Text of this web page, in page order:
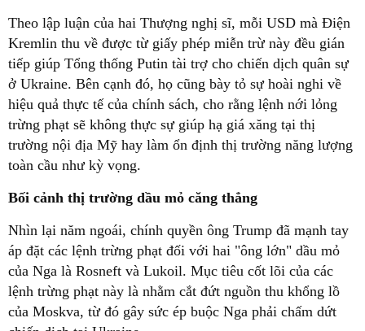
Theo lập luận của hai Thượng nghị sĩ, mỗi USD mà Điện
Kremlin thu về được từ giấy phép miễn trừ này đều gián
tiếp giúp Tổng thống Putin tài trợ cho chiến dịch quân sự
ở Ukraine. Bên cạnh đó, họ cũng bày tỏ sự hoài nghi về
hiệu quả thực tế của chính sách, cho rằng lệnh nới lỏng
trừng phạt sẽ không thực sự giúp hạ giá xăng tại thị
trường nội địa Mỹ hay làm ổn định thị trường năng lượng
toàn cầu như kỳ vọng.
Bối cảnh thị trường dầu mỏ căng thẳng
Nhìn lại năm ngoái, chính quyền ông Trump đã mạnh tay
áp đặt các lệnh trừng phạt đối với hai "ông lớn" dầu mỏ
của Nga là Rosneft và Lukoil. Mục tiêu cốt lõi của các
lệnh trừng phạt này là nhằm cắt đứt nguồn thu khổng lồ
của Moskva, từ đó gây sức ép buộc Nga phải chấm dứt